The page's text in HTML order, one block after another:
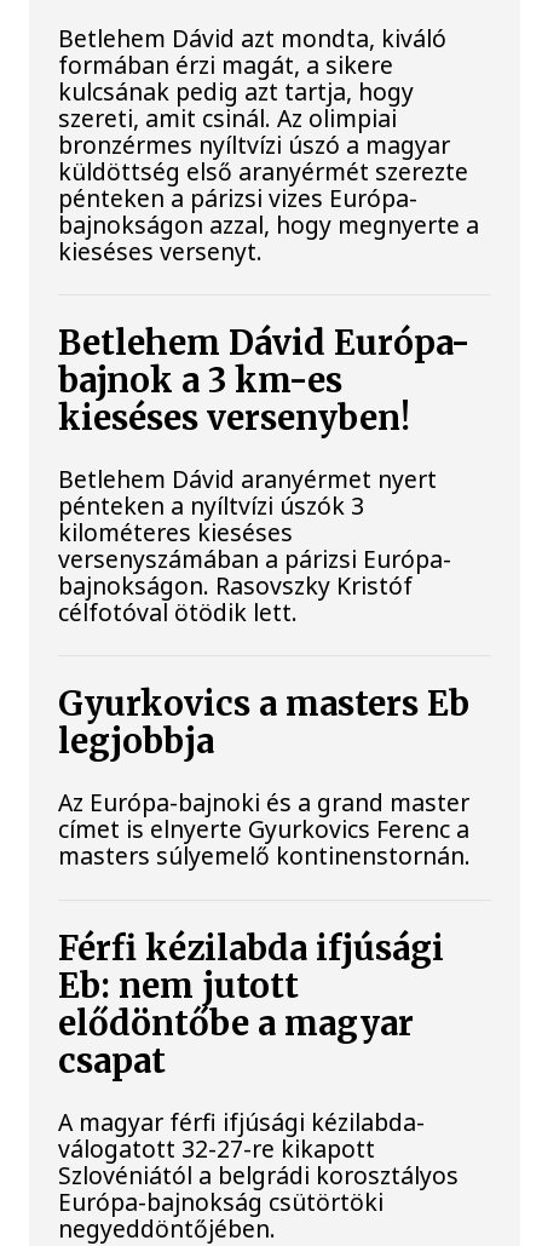
Betlehem Dávid azt mondta, kiváló
formában érzi magát, a sikere
kulcsának pedig azt tartja, hogy
szereti, amit csinál. Az olimpiai
bronzérmes nyíltvízi úszó a magyar
küldöttség első aranyérmét szerezte
pénteken a párizsi vizes Európa-
bajnokságon azzal, hogy megnyerte a
kieséses versenyt.
Betlehem Dávid Európa-
bajnok a 3 km-es
kieséses versenyben!
Betlehem Dávid aranyérmet nyert
pénteken a nyíltvízi úszók 3
kilométeres kieséses
versenyszámában a párizsi Európa-
bajnokságon. Rasovszky Kristóf
célfotóval ötödik lett.
Gyurkovics a masters Eb
legjobbja
Az Európa-bajnoki és a grand master
címet is elnyerte Gyurkovics Ferenc a
masters súlyemelő kontinenstornán.
Férfi kézilabda ifjúsági
Eb: nem jutott
elődöntőbe a magyar
csapat
A magyar férfi ifjúsági kézilabda-
válogatott 32-27-re kikapott
Szlovéniától a belgrádi korosztályos
Európa-bajnokság csütörtöki
negyeddöntőjében.